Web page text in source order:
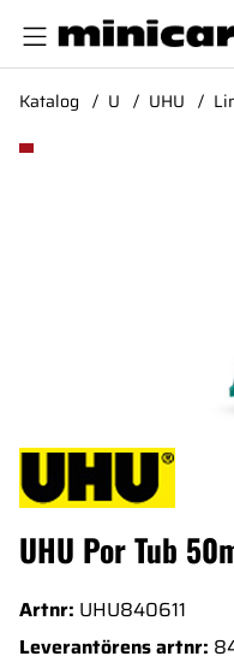
Katalog U UHU
Produktbilder UHU Por
UHU Por Tub
Artnr: UHU840611
Leverantörens artnr: